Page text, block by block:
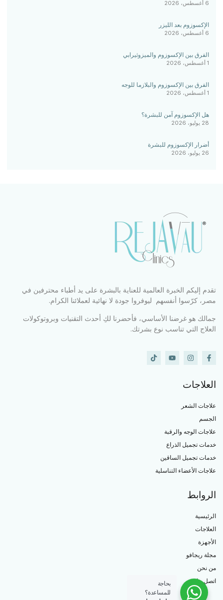
6 أغسطس، 2026
الإكسوزوم بعد الليزر
6 أغسطس، 2026
الفرق بين الإكسوزوم والميزوثيرابي
1 أغسطس، 2026
الفرق بين الإكسوزوم والبلازما للوجه
1 أغسطس، 2026
هل الإكسوزوم آمن للبشرة؟
28 يوليو، 2026
أضرار الإكسوزوم للبشرة
26 يوليو، 2026
تقدم إليكم الخبرة العالمية للعناية بالبشرة على يد أطباء محترفين في
مصر، كرّسوا أنفسهم ليوفروا جودة لا نهائية لعملائنا الكرام.
جمالك هو غرضنا الأساسي، فأحضرنا لكِ أحدث التقنيات وبروتوكولات
العلاج التي تناسب نوع بشرتك.
العلاجات
علاجات الشعر
الجسم
علاجات الوجه والرقبة
خدمات تجميل الذراع
خدمات تجميل الساقين
علاجات الأعضاء التناسلية
الروابط
الرئيسية
العلاجات
الأجهزة
مجلة ريجافو
من نحن
اتصل بنا
بحاجة
للمساعدة؟